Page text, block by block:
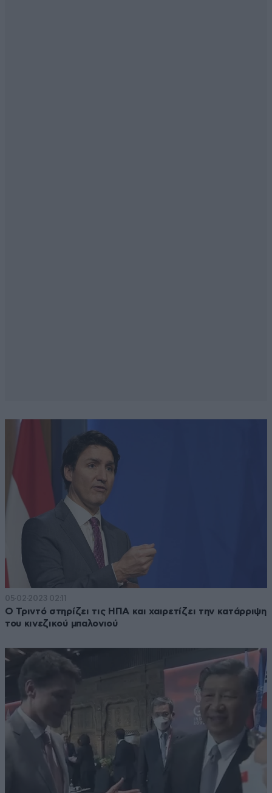
05·02·2023 02:11
Ο Τριντό στηρίζει τις ΗΠΑ και χαιρετίζει την κατάρριψη
του κινεζικού μπαλονιού